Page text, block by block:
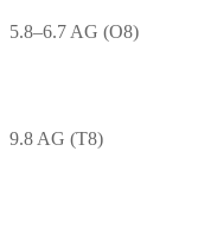
5.8–6.7 AG (O8)
9.8 AG (T8)